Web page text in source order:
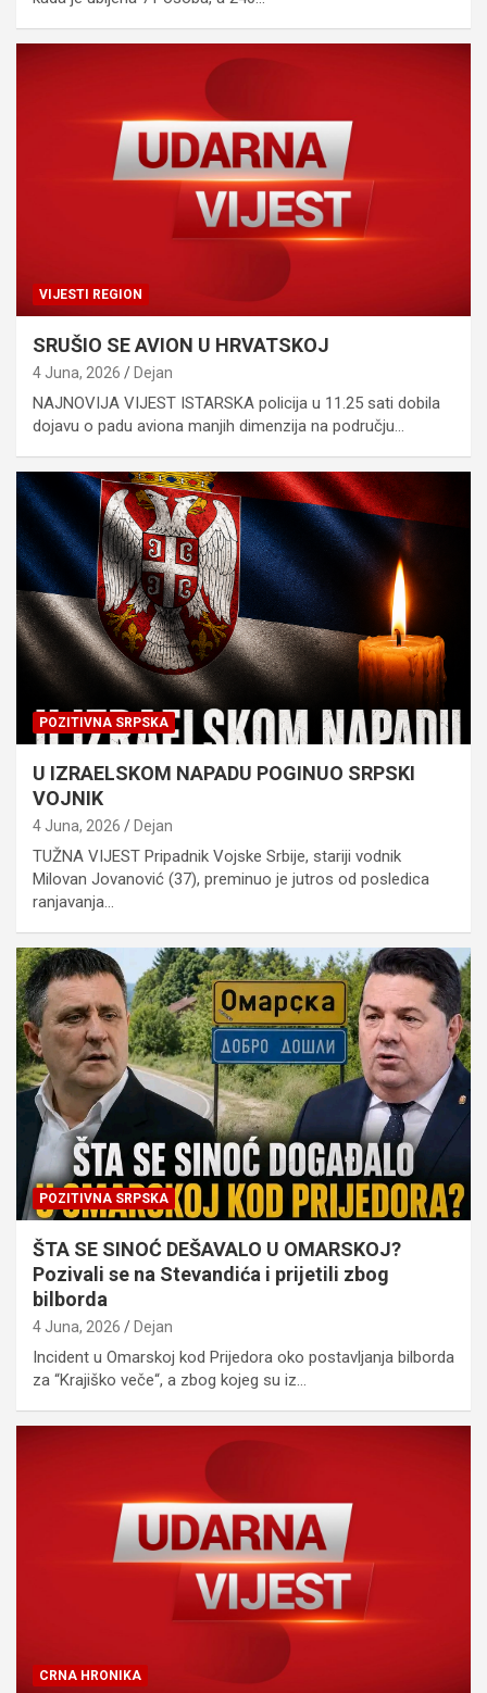
VIJESTI REGION
SRUŠIO SE AVION U HRVATSKOJ
4 Juna, 2026 Dejan
NAJNOVIJA VIJEST ISTARSKA policija u 11.25 sati dobila
dojavu o padu aviona manjih dimenzija na području…
POZITIVNA SRPSKA
U IZRAELSKOM NAPADU POGINUO SRPSKI
VOJNIK
4 Juna, 2026 Dejan
TUŽNA VIJEST Pripadnik Vojske Srbije, stariji vodnik
Milovan Jovanović (37), preminuo je jutros od posledica
ranjavanja…
POZITIVNA SRPSKA
ŠTA SE SINOĆ DEŠAVALO U OMARSKOJ?
Pozivali se na Stevandića i prijetili zbog
bilborda
4 Juna, 2026 Dejan
Incident u Omarskoj kod Prijedora oko postavljanja bilborda
za “Krajiško veče“, a zbog kojeg su iz…
CRNA HRONIKA